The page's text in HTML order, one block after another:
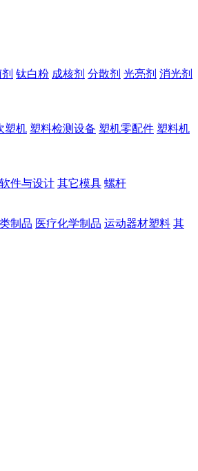
钛白粉 成核剂 分散剂 光亮剂 消光剂
塑机 塑料检测设备 塑机零配件 塑料机
软件与设计 其它模具 螺杆
制品 医疗化学制品 运动器材塑料 其